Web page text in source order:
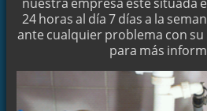
DESATRANQUES LAS 24 HORAS EN
DESATRANCOS EN CÁDIZ
QUIÉNES SOMOS
NUESTROS SERVICIOS
24 horas al día 7 días a la
ante cualquier problema con su
para más